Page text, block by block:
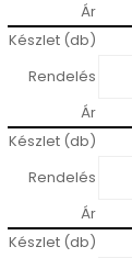
Ár
Készlet (db)
Rendelés
Ár
Készlet (db)
Rendelés
Ár
Készlet (db)